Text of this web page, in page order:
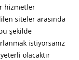
hizmetler
siteler arasında
şekilde
istiyorsanız
olacaktır